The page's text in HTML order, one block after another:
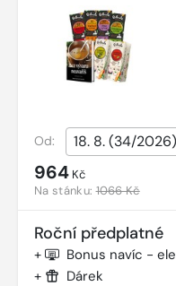
Od:
964 Kč
Na stánku:1066 Kč
Roční předplatné
+ Bonus navíc -
+ Dárek